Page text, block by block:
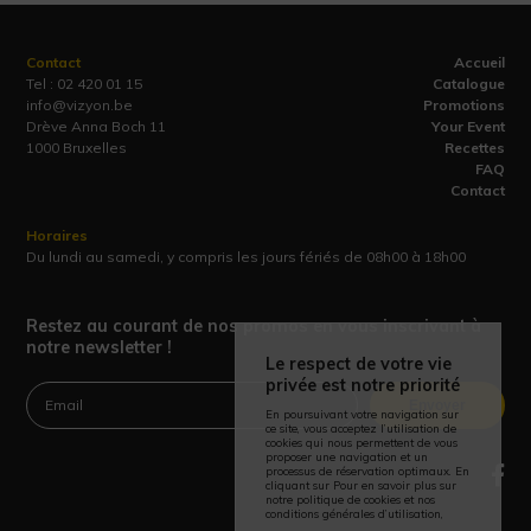
Accueil
Catalogue
Promotions
Your Event
Recettes
FAQ
Contact
Contact
Tel : 02 420 01 15
info@vizyon.be
Drève Anna Boch 11
1000 Bruxelles
Horaires
Du lundi au samedi, y compris les jours fériés de 08h00 à 18h00
Restez au courant de nos promos en vous inscrivant à
notre newsletter !
Le respect de votre vie
privée est notre priorité
En poursuivant votre navigation sur
ce site, vous acceptez l’utilisation de
cookies qui nous permettent de vous
proposer une navigation et un
processus de réservation optimaux. En
cliquant sur Pour en savoir plus sur
notre politique de cookies et nos
conditions générales d’utilisation,